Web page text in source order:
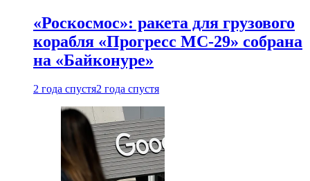
«Роскосмос»: ракета для грузового
корабля «Прогресс МС-29» собрана
на «Байконуре»
2 года спустя2 года спустя